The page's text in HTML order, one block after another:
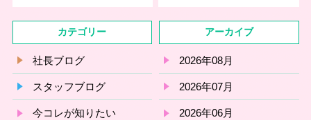
カテゴリー
社長ブログ
スタッフブログ
今コレが知りたい
アーカイブ
2026年08月
2026年07月
2026年06月